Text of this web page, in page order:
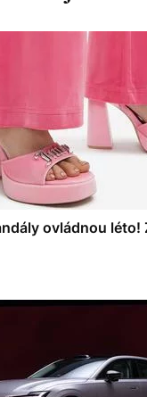
ovládnou léto!